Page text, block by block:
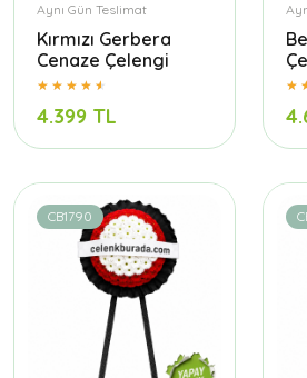
Aynı Gün Teslimat
Kırmızı Gerbera
Cenaze Çelengi
4.399 TL
CB1790